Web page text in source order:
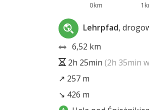
0km
Lehrpfad,
6,52 km
2h 25min (2h 35min
↗ 257 m
↘ 426 m